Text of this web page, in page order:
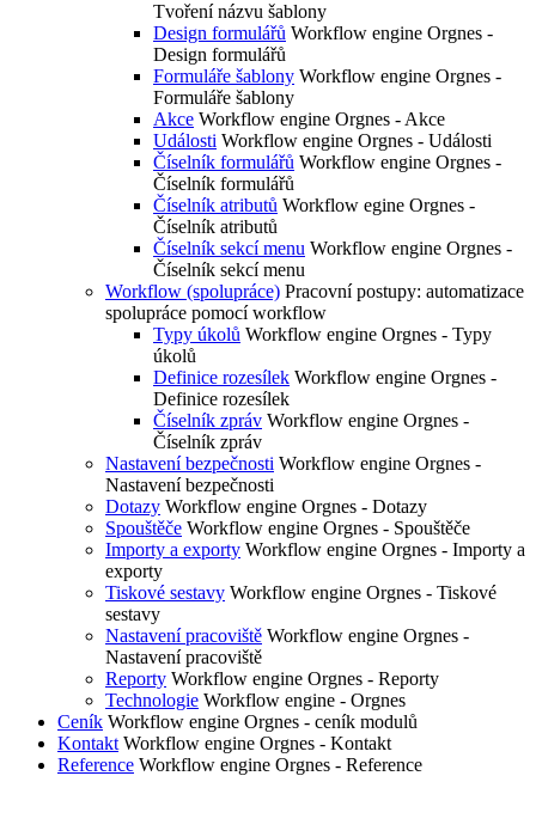
Tvoření názvu šablony
Design formulářů Workflow engine Orgnes -
Design formulářů
Formuláře šablony Workflow engine Orgnes -
Formuláře šablony
Akce Workflow engine Orgnes - Akce
Události Workflow engine Orgnes - Události
Číselník formulářů Workflow engine Orgnes -
Číselník formulářů
Číselník atributů Workflow egine Orgnes -
Číselník atributů
Číselník sekcí menu Workflow engine Orgnes -
Číselník sekcí menu
Workflow (spolupráce) Pracovní postupy: automatizace
spolupráce pomocí workflow
Typy úkolů Workflow engine Orgnes - Typy
úkolů
Definice rozesílek Workflow engine Orgnes -
Definice rozesílek
Číselník zpráv Workflow engine Orgnes -
Číselník zpráv
Nastavení bezpečnosti Workflow engine Orgnes -
Nastavení bezpečnosti
Dotazy Workflow engine Orgnes - Dotazy
Spouštěče Workflow engine Orgnes - Spouštěče
Importy a exporty Workflow engine Orgnes - Importy a
exporty
Tiskové sestavy Workflow engine Orgnes - Tiskové
sestavy
Nastavení pracoviště Workflow engine Orgnes -
Nastavení pracoviště
Reporty Workflow engine Orgnes - Reporty
Technologie Workflow engine - Orgnes
Ceník Workflow engine Orgnes - ceník modulů
Kontakt Workflow engine Orgnes - Kontakt
Reference Workflow engine Orgnes - Reference